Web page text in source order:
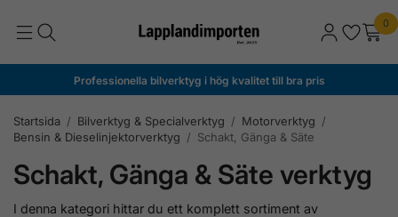
0
Professionella bilverktyg i hög kvalitet till bra pris
Startsida / Bilverktyg & Specialverktyg / Motorverktyg /
Bensin & Dieselinjektorverktyg / Schakt, Gänga & Säte
Schakt, Gänga & Säte verktyg
I denna kategori hittar du ett komplett sortiment av